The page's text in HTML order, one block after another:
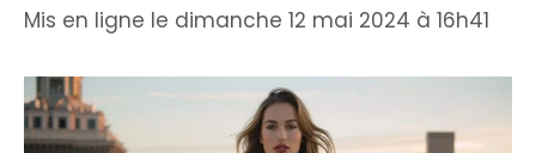
Mis en ligne le dimanche 12 mai 2024 à 16h41